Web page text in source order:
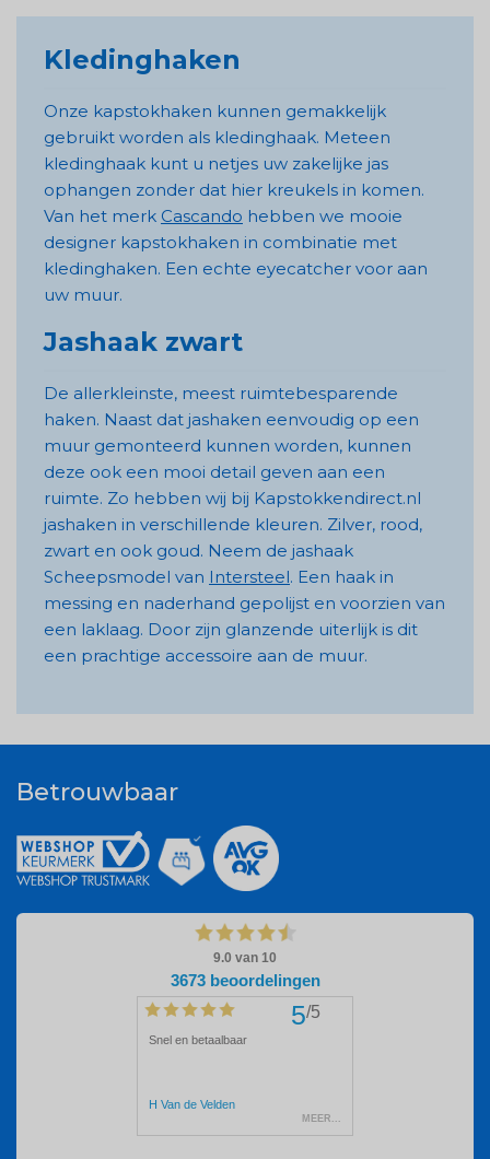
Kledinghaken
Onze kapstokhaken kunnen gemakkelijk
gebruikt worden als kledinghaak. Meteen
kledinghaak kunt u netjes uw zakelijke jas
ophangen zonder dat hier kreukels in komen.
Van het merk Cascando hebben we mooie
designer kapstokhaken in combinatie met
kledinghaken. Een echte eyecatcher voor aan
uw muur.
Jashaak zwart
De allerkleinste, meest ruimtebesparende
haken. Naast dat jashaken eenvoudig op een
muur gemonteerd kunnen worden, kunnen
deze ook een mooi detail geven aan een
ruimte. Zo hebben wij bij Kapstokkendirect.nl
jashaken in verschillende kleuren. Zilver, rood,
zwart en ook goud. Neem de jashaak
Scheepsmodel van Intersteel. Een haak in
messing en naderhand gepolijst en voorzien van
een laklaag. Door zijn glanzende uiterlijk is dit
een prachtige accessoire aan de muur.
Betrouwbaar